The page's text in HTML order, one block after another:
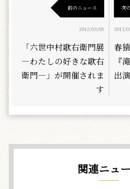
前のニュース
2012/03/05
「六世中村歌右衛門展
―わたしの好きな歌右
衛門―」が開催されま
す
次
2012/
春
『
出演
関連ニュ